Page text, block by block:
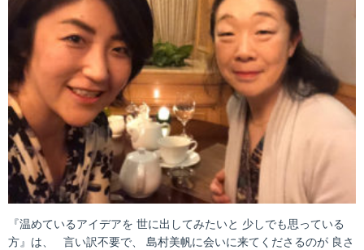
『温めているアイデアを 世に出してみたいと 少しでも思っている
方』は、 言い訳不要で、 島村美帆に会いに来てくださるのが 良さ